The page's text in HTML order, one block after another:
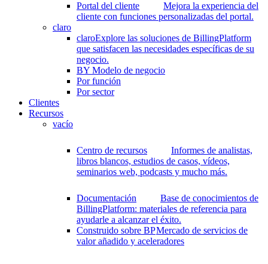
Portal del cliente
Mejora la experiencia del
cliente con funciones personalizadas del portal.
claro
claroExplore las soluciones de BillingPlatform
que satisfacen las necesidades específicas de su
negocio.
BY Modelo de negocio
Por función
Por sector
Clientes
Recursos
vacío
Centro de recursos
Informes de analistas,
libros blancos, estudios de casos, vídeos,
seminarios web, podcasts y mucho más.
Documentación
Base de conocimientos de
BillingPlatform: materiales de referencia para
ayudarle a alcanzar el éxito.
Construido sobre BPMercado de servicios de
valor añadido y aceleradores